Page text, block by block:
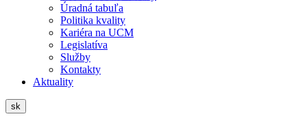
Úradná tabuľa
Politika kvality
Kariéra na UCM
Legislatíva
Služby
Kontakty
Aktuality
sk